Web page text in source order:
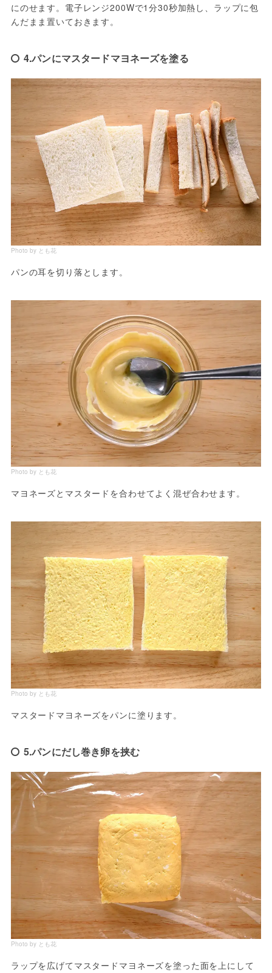
にのせます。電子レンジ200Wで1分30秒加熱し、ラップに包
んだまま置いておきます。
4.パンにマスタードマヨネーズを塗る
Photo by とも花
パンの耳を切り落とします。
Photo by とも花
マヨネーズとマスタードを合わせてよく混ぜ合わせます。
Photo by とも花
マスタードマヨネーズをパンに塗ります。
5.パンにだし巻き卵を挟む
Photo by とも花
ラップを広げてマスタードマヨネーズを塗った面を上にして